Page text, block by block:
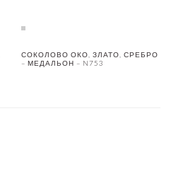
СОКОЛОВО ОКО, ЗЛАТО, СРЕБРО
– МЕДАЛЬОН – N753